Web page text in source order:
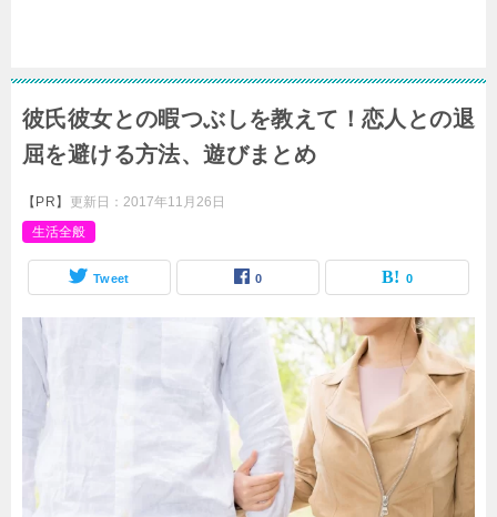
彼氏彼女との暇つぶしを教えて！恋人との退
屈を避ける方法、遊びまとめ
【PR】 更新日： 2017年11月26日
生活全般
Tweet 0 0